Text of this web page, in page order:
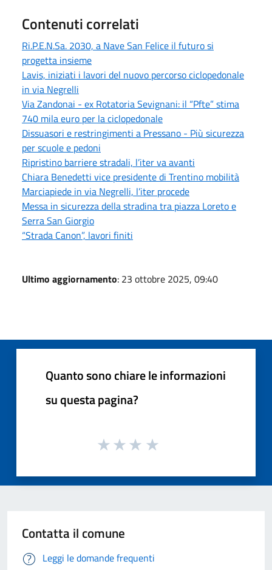
Contenuti correlati
Ri.P.E.N.Sa. 2030, a Nave San Felice il futuro si
progetta insieme
Lavis, iniziati i lavori del nuovo percorso ciclopedonale
in via Negrelli
Via Zandonai - ex Rotatoria Sevignani: il “Pfte” stima
740 mila euro per la ciclopedonale
Dissuasori e restringimenti a Pressano - Più sicurezza
per scuole e pedoni
Ripristino barriere stradali, l’iter va avanti
Chiara Benedetti vice presidente di Trentino mobilità
Marciapiede in via Negrelli, l’iter procede
Messa in sicurezza della stradina tra piazza Loreto e
Serra San Giorgio
“Strada Canon”, lavori finiti
Ultimo aggiornamento: 23 ottobre 2025, 09:40
Quanto sono chiare le informazioni
su questa pagina?
Contatta il comune
Leggi le domande frequenti